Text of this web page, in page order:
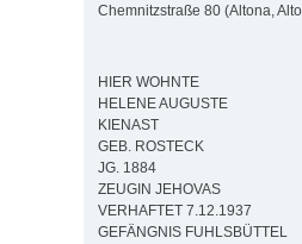
Chemnitzstraße 80 (Altona,
HIER WOHNTE
HELENE AUGUSTE
KIENAST
GEB. ROSTECK
JG. 1884
ZEUGIN JEHOVAS
VERHAFTET 7.12.1937
GEFÄNGNIS FUHLSBÜTTEL